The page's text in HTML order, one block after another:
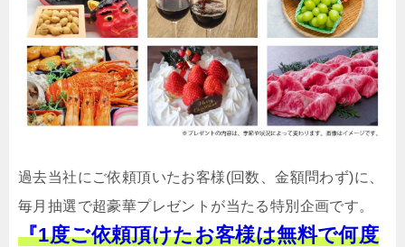
過去当社にご依頼頂いたお客様(回数、金額問わず)に、
毎月抽選で超豪華プレゼントが当たる特別企画です。
『1度ご依頼頂けたお客様は無料で何度